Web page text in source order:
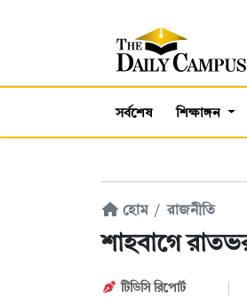
সর্বশেষ শিক্ষাঙ্গন
হোম রাজনীতি
শাহবাগে
টিডিসি রিপোর্ট